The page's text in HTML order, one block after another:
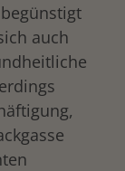
auch